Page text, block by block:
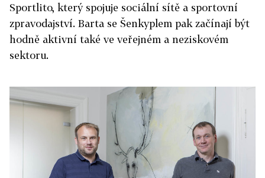
Sportlito, který spojuje sociální sítě a sportovní
zpravodajství. Barta se Šenkyplem pak začínají být
hodně aktivní také ve veřejném a neziskovém
sektoru.